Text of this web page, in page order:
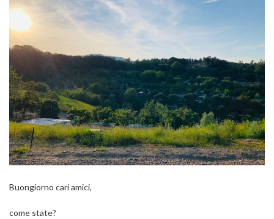
Buongiorno cari amici,
come state?